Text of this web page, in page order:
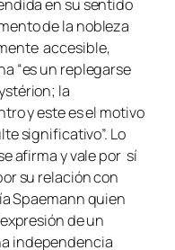
en su sentido
de la nobleza
accesible,
“es un replegarse
la
y este es el motivo
significativo”. Lo
afirma y vale por sí
su relación con
Spaemann quien
de un
independencia